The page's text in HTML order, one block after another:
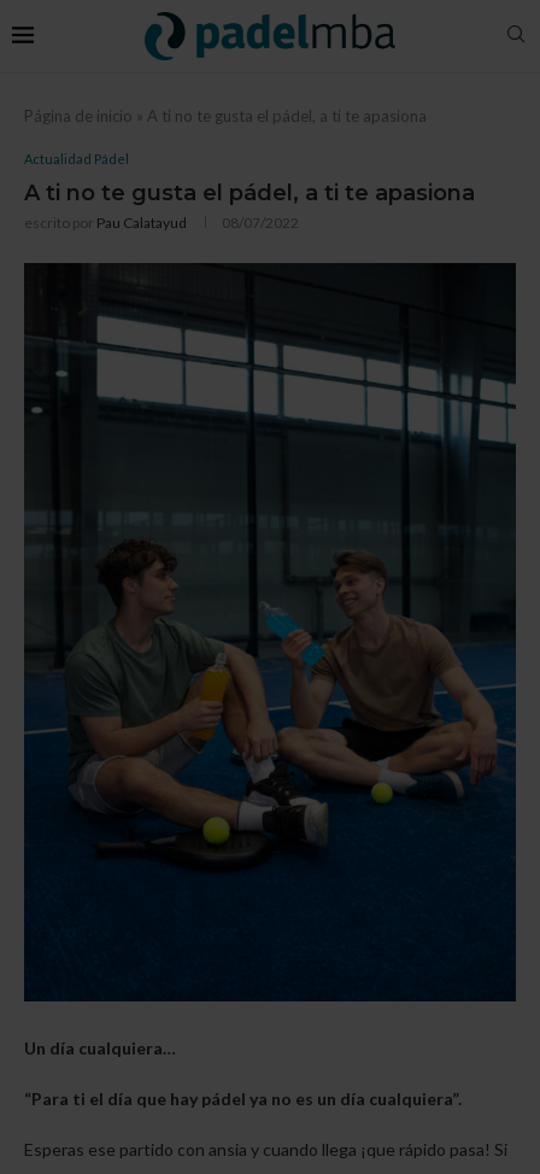
Página de inicio » A ti no te gusta el pádel, a ti te apasiona
Actualidad Pádel
A ti no te gusta el pádel, a ti te apasiona
escrito por Pau Calatayud 08/07/2022
Un día cualquiera…
“Para ti el día que hay pádel ya no es un día cualquiera”.
Esperas ese partido con ansia y cuando llega ¡que rápido pasa! Si